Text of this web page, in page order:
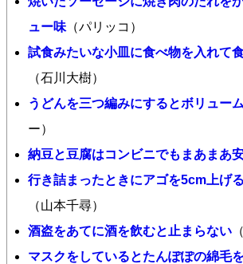
ュー味 （パリッコ）
試食みたいな小皿に食べ物を入れて
（石川大樹）
うどんを三つ編みにするとボリュー
ー）
納豆と豆腐はコンビニでもまあまあ
行き詰まったときにアゴを5cm上げ
（山本千尋）
酒盗をあてに酒を飲むと止まらない
マスクをしているとたんぽぽの綿毛